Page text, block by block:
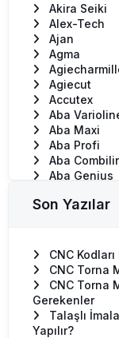
Akira Seiki
Alex-Tech
Ajan
Agma
Agiecut
Accutex
Aba
Aba Maxi
Aba Profi
Aba
Aba Genius
Aba
Mazak
Sektörel
Talaşlı
Makina Bilgi
BLOG
Makina
Son Yazılar
CNC
CNC Torna
CNC Torna
Gerekenler
Talaşlı
Yapılır?